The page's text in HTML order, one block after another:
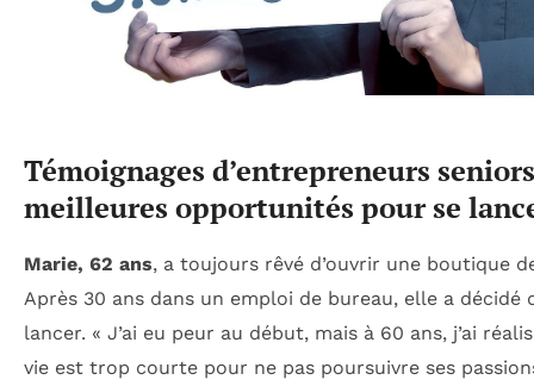
Témoignages d’entrepreneurs
meilleures opportunités pour se
Marie, 62 ans, a toujours rêvé d’ouvrir une boutique
Après 30 ans dans un emploi de bureau, elle a décidé
lancer. « J’ai eu peur au début, mais à 60 ans, j’ai
vie est trop courte pour ne pas poursuivre ses